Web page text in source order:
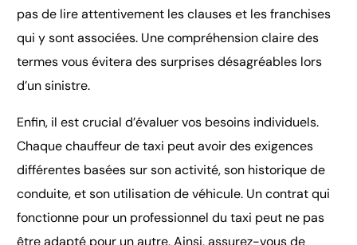
pas de lire attentivement les clauses et les franchises
qui y sont associées. Une compréhension claire des
termes vous évitera des surprises désagréables lors
d’un sinistre.
Enfin, il est crucial d’évaluer vos besoins individuels.
Chaque chauffeur de taxi peut avoir des exigences
différentes basées sur son activité, son historique de
conduite, et son utilisation de véhicule. Un contrat qui
fonctionne pour un professionnel du taxi peut ne pas